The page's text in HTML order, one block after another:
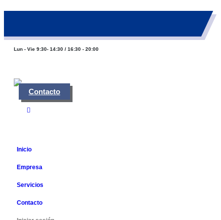
Lun - Vie 9:30- 14:30 / 16:30 - 20:00
Contacto
Inicio
Empresa
Servicios
Contacto